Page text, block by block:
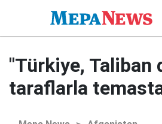
"Türkiye, Taliban
taraflarla